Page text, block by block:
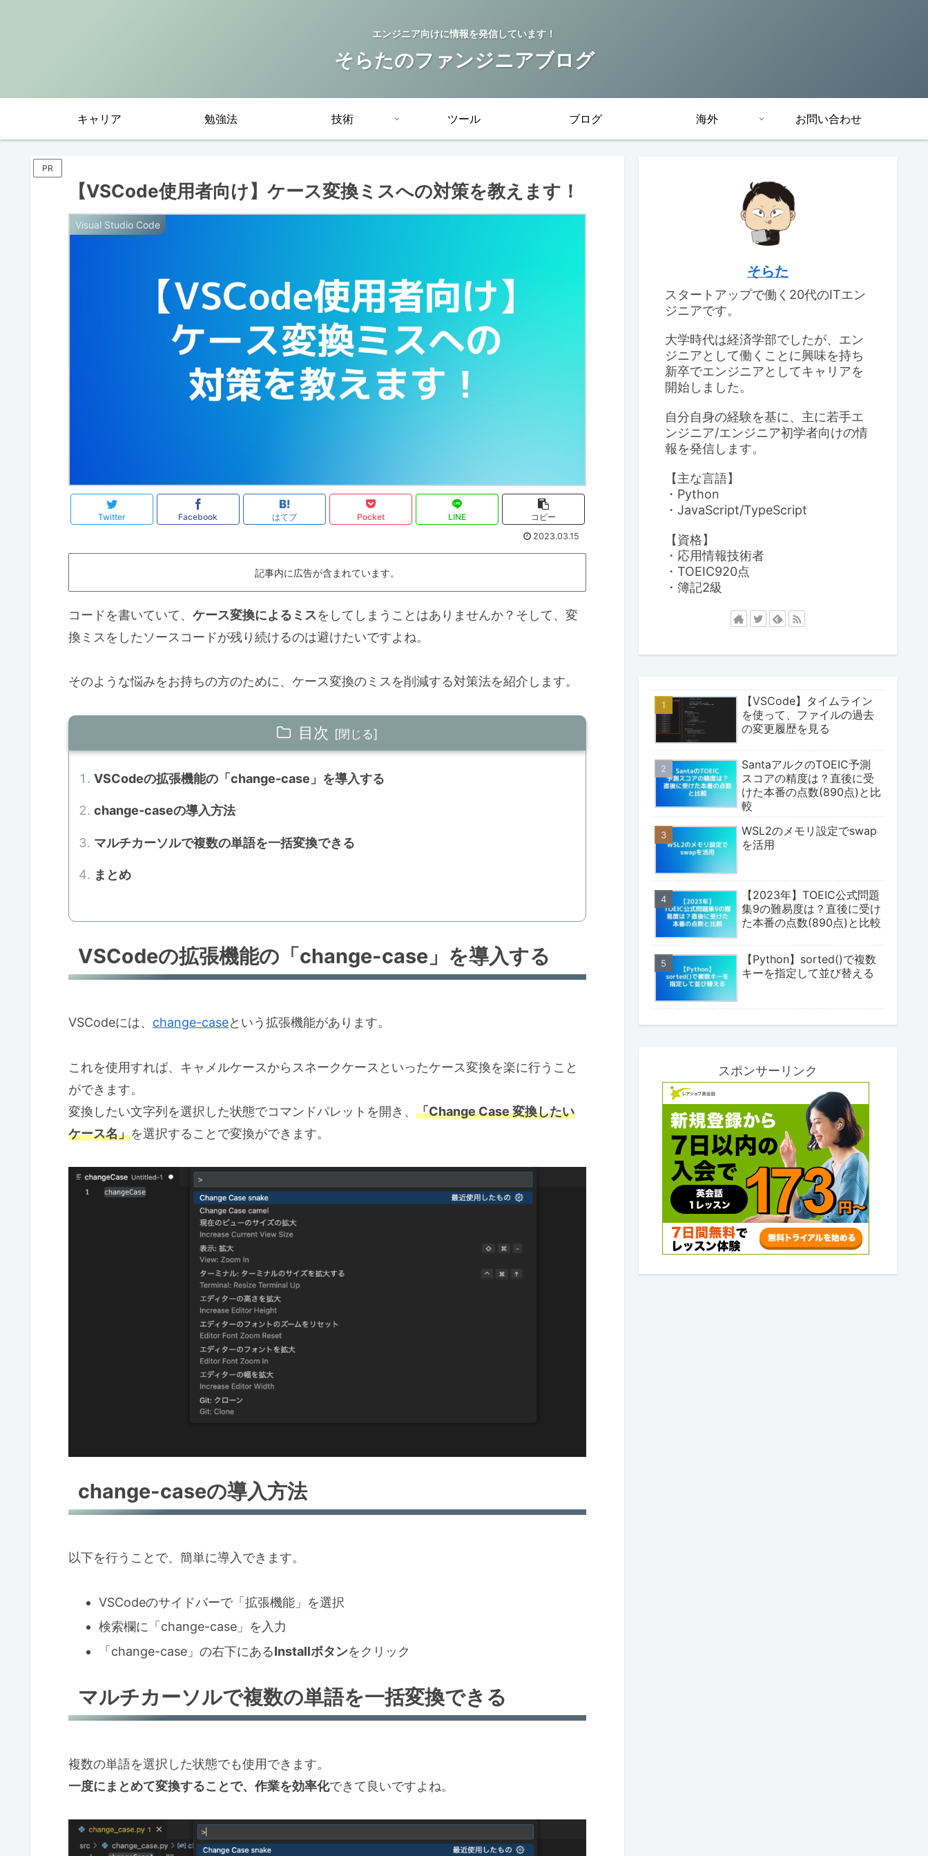
エンジニア向けに情報を発信しています！
そらたのファンジニアブログ
キャリア 勉強法 技術 ツール ブログ 海外 お問い合わせ
PR
【VSCode使用者向け】ケース変換ミスへの対策を教えます！
Visual Studio Code
Twitter Facebook はてブ Pocket LINE
コピー
2023.03.15
記事内に広告が含まれています。
コードを書いていて、 ケース変換によるミスをしてしまうことはありませんか？そして、変
換ミスをしたソースコードが残り続けるのは避けたいですよね。
そのような悩みをお持ちの方のために、ケース変換のミスを削減する対策法を紹介します。
目次
VSCodeの拡張機能の「change-case」を導入する
change-caseの導入方法
マルチカーソルで複数の単語を一括変換できる
まとめ
VSCodeの拡張機能の「change-case」を導入する
VSCodeには、 change-caseという拡張機能があります。
これを使用すれば、キャメルケースからスネークケースといったケース変換を楽に行うこと
ができます。
変換したい文字列を選択した状態でコマンドパレットを開き、 「Change Case 変換したい
ケース名」を選択することで変換ができます。
change-caseの導入方法
以下を行うことで、簡単に導入できます。
VSCodeのサイドバーで「拡張機能」を選択
検索欄に「change-case」を入力
「change-case」の右下にあるInstallボタンをクリック
マルチカーソルで複数の単語を一括変換できる
複数の単語を選択した状態でも使用できます。
一度にまとめて変換することで、作業を効率化できて良いですよね。
そらた
スタートアップで働く20代のITエン
ジニアです。
大学時代は経済学部でしたが、エン
ジニアとして働くことに興味を持ち
新卒でエンジニアとしてキャリアを
開始しました。
自分自身の経験を基に、主に若手エ
ンジニア/エンジニア初学者向けの情
報を発信します。
【主な言語】
・Python
・JavaScript/TypeScript
【資格】
・応用情報技術者
・TOEIC920点
・簿記2級
【VSCode】タイムライン
を使って、ファイルの過去
の変更履歴を見る
SantaアルクのTOEIC予測
スコアの精度は？直後に受
けた本番の点数(890点)と比
較
WSL2のメモリ設定でswap
を活用
【2023年】TOEIC公式問題
集9の難易度は？直後に受け
た本番の点数(890点)と比較
【Python】sorted()で複数
キーを指定して並び替える
スポンサーリンク